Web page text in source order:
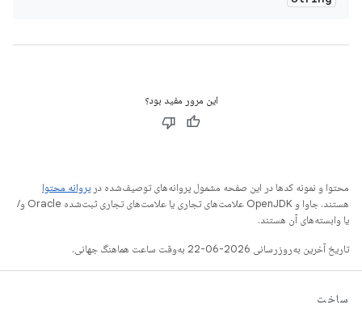
این مرور مفید بود؟
محتوا و نمونه کدها در این صفحه مشمول پروانه‌های توصیف‌شده در پروانه محتوا
هستند. جاوا و OpenJDK علامت‌های تجاری یا علامت‌های تجاری ثبت‌شده Oracle و/
یا وابسته‌های آن هستند.
تاریخ آخرین به‌روزرسانی 2026-06-22 به‌وقت ساعت هماهنگ جهانی.
ساخت